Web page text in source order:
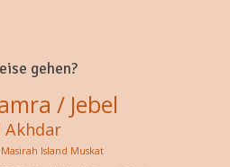
gehen?
/ Jebel
Akhdar
Masirah Island Muskat